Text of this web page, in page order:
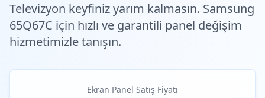
Televizyon keyfiniz yarım kalmasın. Samsung
65Q67C için hızlı ve garantili panel değişim
hizmetimizle tanışın.
Ekran Panel Satış Fiyatı